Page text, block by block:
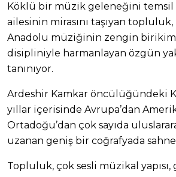
Köklü bir müzik geleneğini temsil
ailesinin mirasını taşıyan topluluk,
Anadolu müziğinin zengin
disipliniyle harmanlayan özgün
tanınıyor.
Ardeshir Kamkar öncülüğündeki
yıllar içerisinde Avrupa’dan
Ortadoğu’dan çok sayıda
uzanan geniş bir coğrafyada sahne
Topluluk, çok sesli müzikal yapısı,